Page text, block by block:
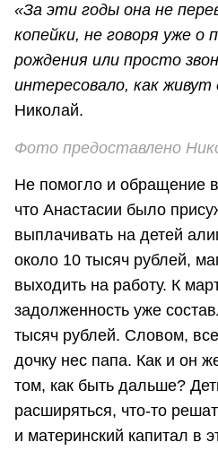
«За эти годы она не
копейки, не говоря уже о
рождения или просто
интересовало, как живут
Николай.
Фото предоставлено
Не помогло и обращение
что Анастасии было
выплачивать на детей
около 10 тысяч рублей,
выходить на работу. К
задолженность уже
тысяч рублей. Словом,
дочку нес папа. Как и он
том, как быть дальше?
расширяться, что-то
и материнский капитал в